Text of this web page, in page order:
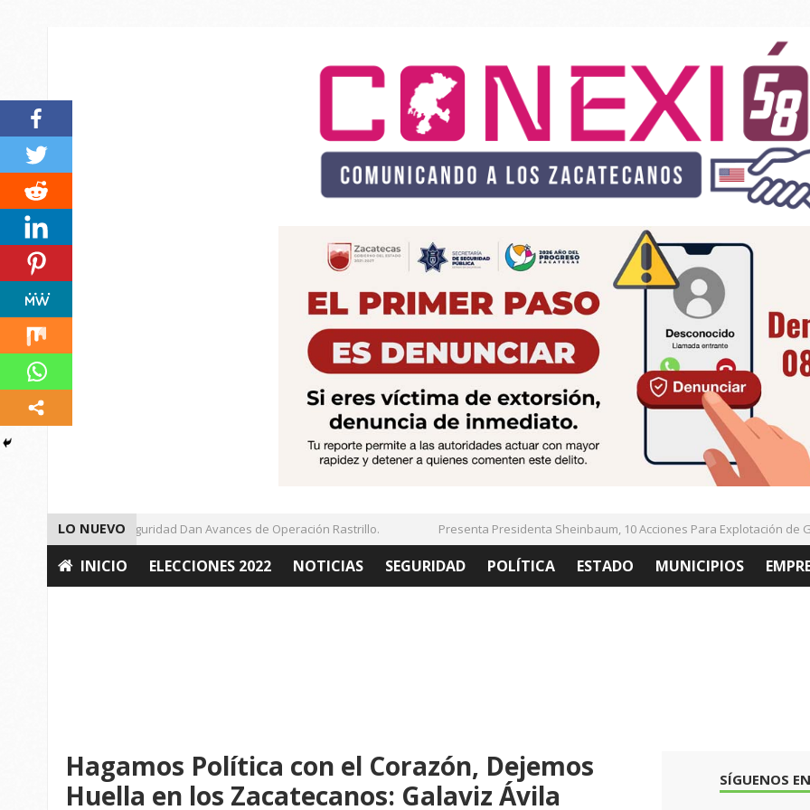
LO NUEVO
Autoridades de Seguridad Dan Avances de Operación Rastrillo. Presenta Presidenta Sheinbaum, 10 Acciones Para Explotación de
INICIO ELECCIONES 2022 NOTICIAS SEGURIDAD POLÍTICA ESTADO MUNICIPIOS
Hagamos Política con el Corazón, Dejemos
Huella en los Zacatecanos: Galaviz Ávila
SÍGUENOS